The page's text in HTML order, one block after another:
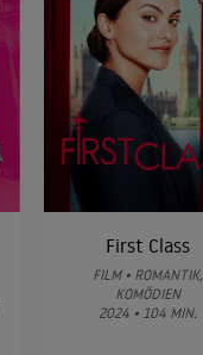
First Class
FILM • ROMANTIK,
KOMÖDIEN
2024 • 104 MIN.